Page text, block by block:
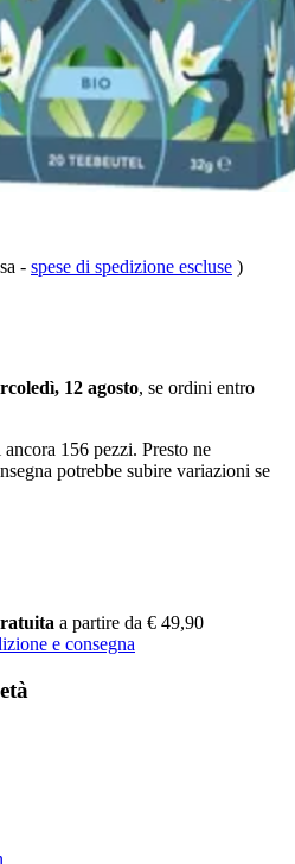
- spese di spedizione escluse )
12 agosto, se ordini entro
156 pezzi. Presto ne
potrebbe subire variazioni se
a partire da € 49,90
e consegna